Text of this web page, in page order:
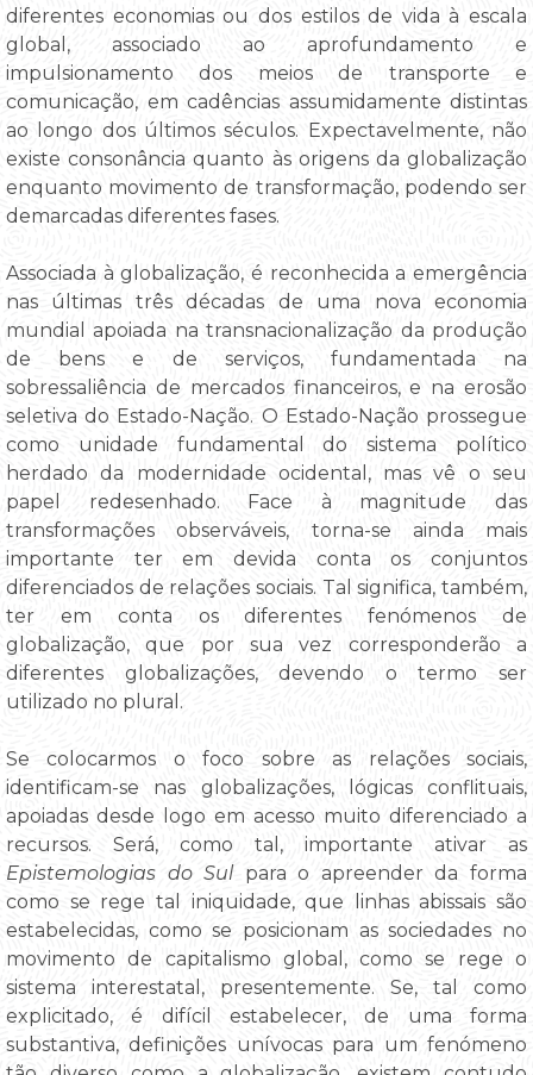
diferentes economias ou dos estilos de vida à escala
global, associado ao aprofundamento e
impulsionamento dos meios de transporte e
comunicação, em cadências assumidamente distintas
ao longo dos últimos séculos. Expectavelmente, não
existe consonância quanto às origens da globalização
enquanto movimento de transformação, podendo ser
demarcadas diferentes fases.
Associada à globalização, é reconhecida a emergência
nas últimas três décadas de uma nova economia
mundial apoiada na transnacionalização da produção
de bens e de serviços, fundamentada na
sobressaliência de mercados financeiros, e na erosão
seletiva do Estado-Nação. O Estado-Nação prossegue
como unidade fundamental do sistema político
herdado da modernidade ocidental, mas vê o seu
papel redesenhado. Face à magnitude das
transformações observáveis, torna-se ainda mais
importante ter em devida conta os conjuntos
diferenciados de relações sociais. Tal significa, também,
ter em conta os diferentes fenómenos de
globalização, que por sua vez corresponderão a
diferentes globalizações, devendo o termo ser
utilizado no plural.
Se colocarmos o foco sobre as relações sociais,
identificam-se nas globalizações, lógicas conflituais,
apoiadas desde logo em acesso muito diferenciado a
recursos. Será, como tal, importante ativar as
Epistemologias do Sulpara o apreender da forma
como se rege tal iniquidade, que linhas abissais são
estabelecidas, como se posicionam as sociedades no
movimento de capitalismo global, como se rege o
sistema interestatal, presentemente. Se, tal como
explicitado, é difícil estabelecer, de uma forma
substantiva, definições unívocas para um fenómeno